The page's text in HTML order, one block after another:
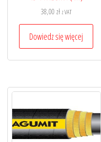
38,00 zł z VAT
Dowiedz się więcej